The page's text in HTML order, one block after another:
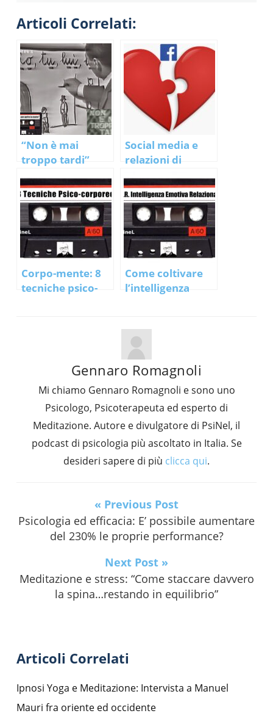
Articoli Correlati:
“Non è mai
troppo tardi”
Social media e
relazioni di
facebook in poi
tutto è cambiato
;)
Corpo-mente: 8
tecniche psico-
Come coltivare
l’intelligenza
Gennaro Romagnoli
Mi chiamo Gennaro Romagnoli e sono uno
Psicologo, Psicoterapeuta ed esperto di
Meditazione. Autore e divulgatore di PsiNel, il
podcast di psicologia più ascoltato in Italia. Se
desideri sapere di più clicca qui.
« Previous Post
Psicologia ed efficacia: E’ possibile aumentare
del 230% le proprie performance?
Next Post »
Meditazione e stress: “Come staccare davvero
la spina…restando in equilibrio”
Articoli Correlati
Ipnosi Yoga e Meditazione: Intervista a Manuel
Mauri fra oriente ed occidente